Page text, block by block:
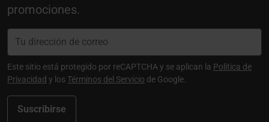
promociones.
Suscribirse
Este sitio está protegido por reCAPTCHA y se aplican la Política de
Privacidad y losTérminos del Servicio de Google.